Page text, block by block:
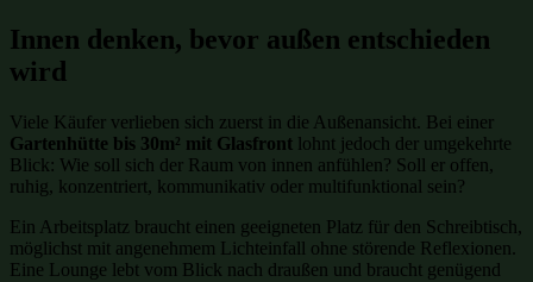
Innen denken, bevor außen entschieden
wird
Viele Käufer verlieben sich zuerst in die Außenansicht. Bei einer
Gartenhütte bis 30m² mit Glasfront lohnt jedoch der umgekehrte
Blick: Wie soll sich der Raum von innen anfühlen? Soll er offen,
ruhig, konzentriert, kommunikativ oder multifunktional sein?
Ein Arbeitsplatz braucht einen geeigneten Platz für den Schreibtisch,
möglichst mit angenehmem Lichteinfall ohne störende Reflexionen.
Eine Lounge lebt vom Blick nach draußen und braucht genügend